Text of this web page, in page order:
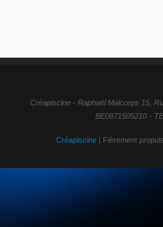
Créapiscine - Raphaël Malcorps 15,
BE0871505210 -
Créapiscine | Fièrement